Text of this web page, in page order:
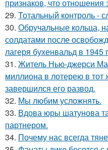
признаков, что отношения
29. Тотальный контроль -
30. Обручальные кольца,
солдатами после
лагеря бухенвальд в 1945
31. Житель Нью-джерси
миллиона в лотерею в тот
завершился его развод.
32. Мы любим усложнять.
33. Вдова юры шатунова
партнером.
34. Почему нас всегда